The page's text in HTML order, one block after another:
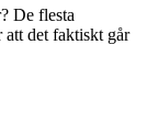
De flesta
att det faktiskt går